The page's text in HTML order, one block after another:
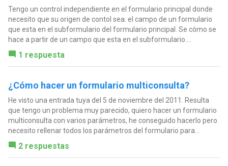
Tengo un control independiente en el formulario principal donde
necesito que su origen de contol sea: el campo de un formulario
que esta en el subformulario del formulario principal. Se cómo se
hace a partir de un campo que esta en el subformulario....
1 respuesta
¿Cómo hacer un formulario multiconsulta?
He visto una entrada tuya del 5 de noviembre del 2011. Resulta
que tengo un problema muy parecido, quiero hacer un formulario
multiconsulta con varios parámetros, he conseguido hacerlo pero
necesito rellenar todos los parámetros del formulario para...
2 respuestas